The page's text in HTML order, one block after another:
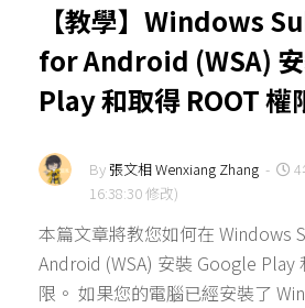
【教學】Windows
for Android (WSA)
Play 和取得 ROOT 權
By張文相 Wenxiang Zhang -
16:38:30 修改)
本篇文章將教您如何在 Windows
Android (WSA) 安裝 Google Play
限。 如果您的電腦已經安裝了